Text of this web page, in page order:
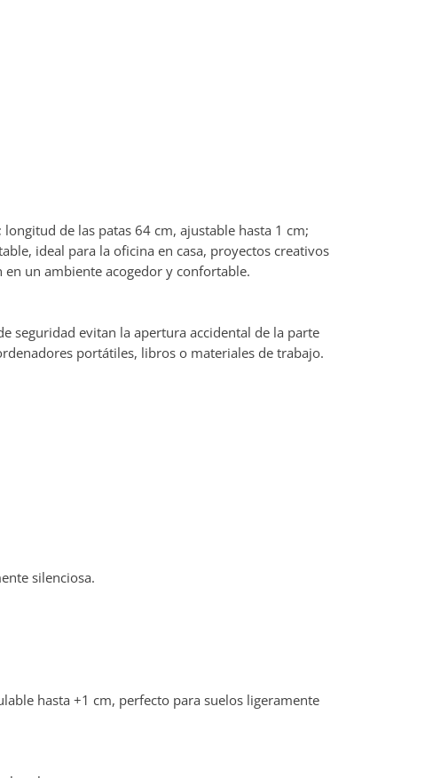
de las patas 64 cm, ajustable hasta 1 cm;
ideal para la oficina en casa, proyectos creativos
un ambiente acogedor y confortable.
seguridad evitan la apertura accidental de la parte
portátiles, libros o materiales de trabajo.
silenciosa.
hasta +1 cm, perfecto para suelos ligeramente